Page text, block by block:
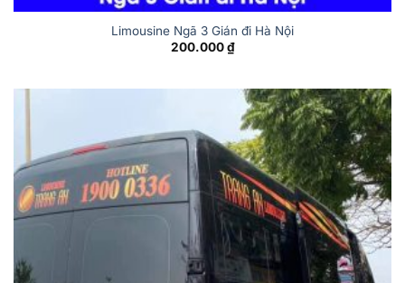
Limousine Ngã 3 Gián đi Hà Nội
200.000₫